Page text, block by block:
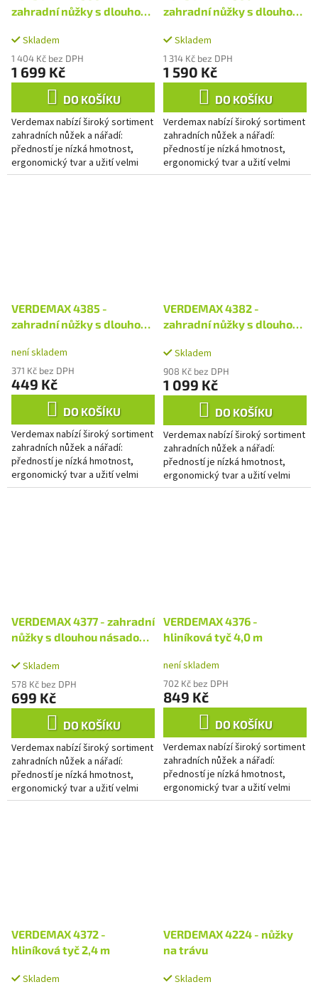
zahradní nůžky s dlouhou
Skladem
1 404 Kč bez DPH
1 699 Kč
DO KOŠÍKU
Verdemax nabízí široký sortiment
zahradních nůžek a nářadí:
předností je nízká hmotnost,
ergonomický tvar a užití velmi
kvalitních materiálů.
zahradní nůžky s dlouhou
Skladem
1 314 Kč bez DPH
1 590 Kč
DO KOŠÍKU
Verdemax nabízí široký sortiment
zahradních nůžek a nářadí:
předností je nízká hmotnost,
ergonomický tvar a užití velmi
kvalitních materiálů.
VERDEMAX 4385 -
zahradní nůžky s dlouhou
není skladem
371 Kč bez DPH
449 Kč
DO KOŠÍKU
Verdemax nabízí široký sortiment
zahradních nůžek a nářadí:
předností je nízká hmotnost,
ergonomický tvar a užití velmi
kvalitních materiálů.
VERDEMAX 4382 -
zahradní nůžky s dlouhou
Skladem
908 Kč bez DPH
1 099 Kč
DO KOŠÍKU
Verdemax nabízí široký sortiment
zahradních nůžek a nářadí:
předností je nízká hmotnost,
ergonomický tvar a užití velmi
kvalitních materiálů.
VERDEMAX 4377 - zahradní
nůžky s dlouhou násadou +
Skladem
578 Kč bez DPH
699 Kč
DO KOŠÍKU
Verdemax nabízí široký sortiment
zahradních nůžek a nářadí:
předností je nízká hmotnost,
ergonomický tvar a užití velmi
kvalitních materiálů.
VERDEMAX 4376 -
hliníková tyč 4,0 m
není skladem
702 Kč bez DPH
849 Kč
DO KOŠÍKU
Verdemax nabízí široký sortiment
zahradních nůžek a nářadí:
předností je nízká hmotnost,
ergonomický tvar a užití velmi
kvalitních materiálů.
VERDEMAX 4372 -
hliníková tyč 2,4 m
Skladem
VERDEMAX 4224 - nůžky
na trávu
Skladem